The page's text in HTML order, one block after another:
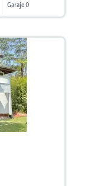
Garaje 0